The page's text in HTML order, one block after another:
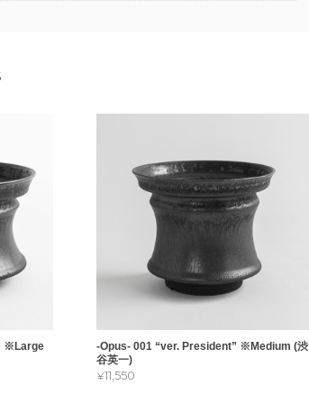
※Large
-Opus- 001 “ver. President” ※Medium (渋
谷英一)
¥11,550